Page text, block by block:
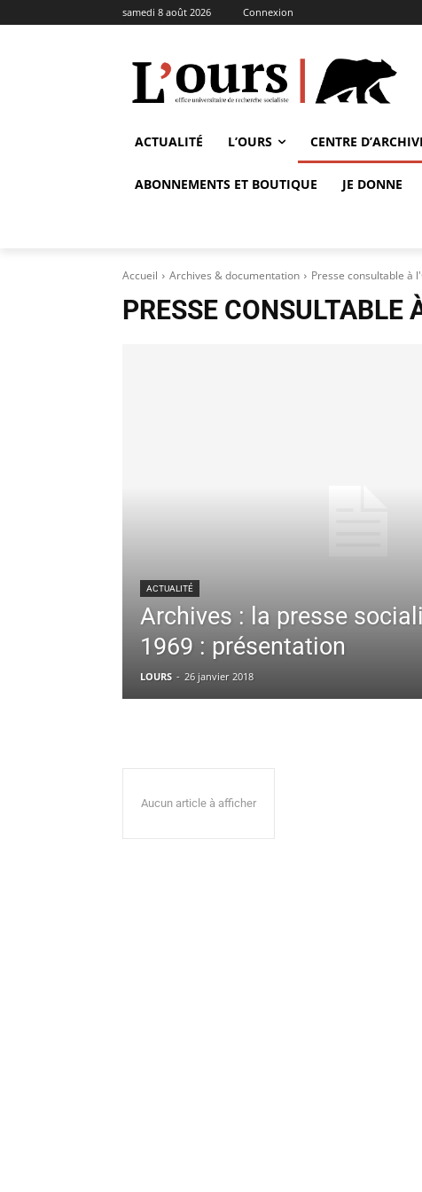
samedi 8 août 2026 Connexion
ACTUALITÉ L’OURS CENTRE
ABONNEMENTS ET BOUTIQUE JE DONNE
Accueil Archives & documentation Presse consultable à
PRESSE CONSULTABLE
ACTUALITÉ
Archives : la presse
1969 : présentation
LOURS - 26 janvier 2018
Aucun article à afficher